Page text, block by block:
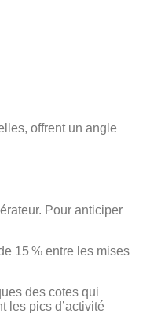
offrent un angle
Pour anticiper
15 % entre les mises
des cotes qui
les pics d’activité